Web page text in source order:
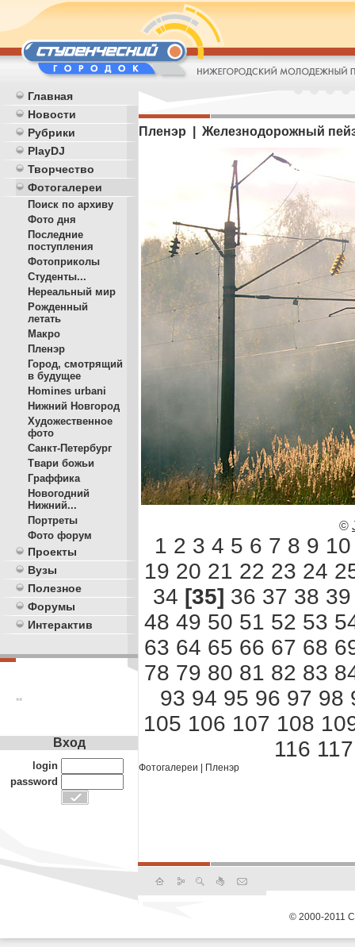
Главная
Новости
Рубрики
PlayDJ
Творчество
Фотогалереи
Поиск по архиву
Фото дня
Последние
поступления
Фотоприколы
Студенты...
Нереальный мир
Рожденный
летать
Макро
Пленэр
Город, смотрящий
в будущее
Homines urbani
Нижний Новгород
Художественное
фото
Санкт-Петербург
Твари божьи
Граффика
Новогодний
Нижний...
Портреты
Фото форум
Проекты
Вузы
Полезное
Форумы
Интерактив
**
Пленэр | Железнодорожный
©
1 2 3 4 5 6 7 8 9 10
19 20 21 22 23 24
34 [35] 36 37 38 39
48 49 50 51 52 53
63 64 65 66 67 68
78 79 80 81 82 83
93 94 95 96 97 98
105 106 107 108
116 117
Фотогалереи Пленэр
Вход
login
password
© 2000-2011